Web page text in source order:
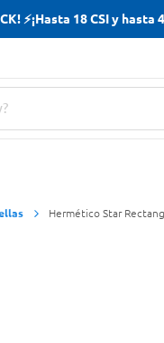
⚡¡Hasta 18 CSI y
Hermético Star